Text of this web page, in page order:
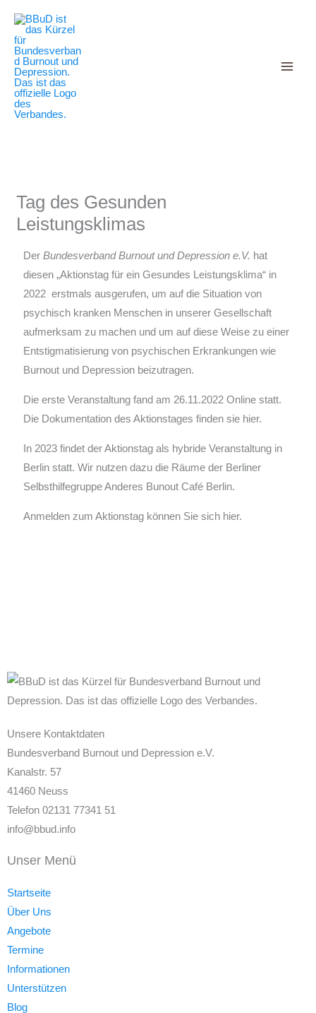
Inhalt
springen
Tag des Gesunden
Leistungsklimas
DerBundesverband Burnout und Depression e.V. hat
diesen „Aktionstag für ein Gesundes Leistungsklima“ in
2022 erstmals ausgerufen, um auf die Situation von
psychisch kranken Menschen in unserer Gesellschaft
aufmerksam zu machen und um auf diese Weise zu einer
Entstigmatisierung von psychischen Erkrankungen wie
Burnout und Depression beizutragen.
Die erste Veranstaltung fand am 26.11.2022 Online statt.
Die Dokumentation des Aktionstages finden sie hier.
In 2023 findet der Aktionstag als hybride Veranstaltung in
Berlin statt. Wir nutzen dazu die Räume der Berliner
Selbsthilfegruppe Anderes Bunout Café Berlin.
Anmelden zum Aktionstag können Sie sich hier.
Unsere Kontaktdaten
Bundesverband Burnout und Depression e.V.
Kanalstr. 57
41460 Neuss
Telefon 02131 77341 51
info@bbud.info
Unser Menü
Startseite
Über Uns
Angebote
Termine
Informationen
Unterstützen
Blog